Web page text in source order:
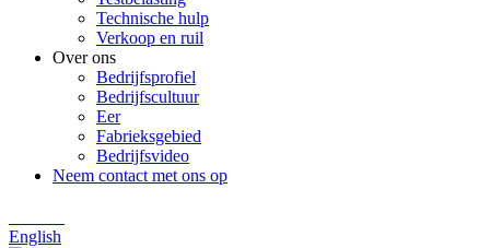
Technische hulp
Verkoop en ruil
Over ons
Bedrijfsprofiel
Bedrijfscultuur
Eer
Fabrieksgebied
Bedrijfsvideo
Neem contact met ons op
English